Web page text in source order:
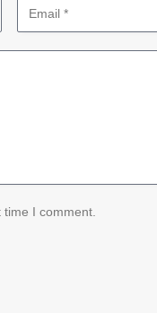
I comment.